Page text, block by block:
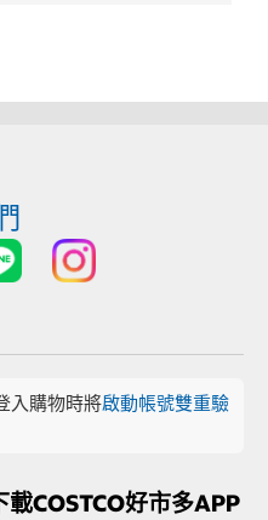
入購物時將啟動帳號雙重驗
載COSTCO好市多APP